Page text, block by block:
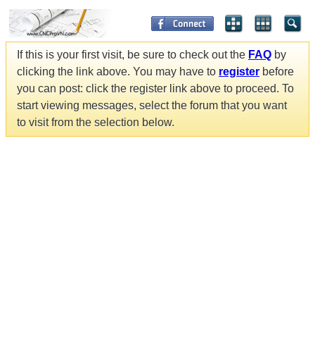
If this is your first visit, be sure to check out the FAQ by
clicking the link above. You may have to register before
you can post: click the register link above to proceed. To
start viewing messages, select the forum that you want
to visit from the selection below.